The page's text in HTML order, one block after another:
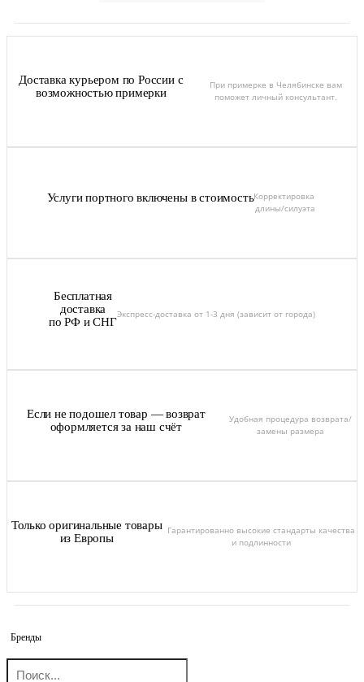
Доставка курьером по России с
возможностью примерки
При примерке в Челябинске вам
поможет личный консультант.
Услуги портного включены в стоимостьКорректировка
длины/силуэта
Бесплатная
доставка
по РФ и СНГ
Экспресс-доставка от 1-3 дня (зависит от города)
Если не подошел товар — возврат
оформляется за наш счёт
Удобная процедура возврата/
замены размера
Только оригинальные товары
из Европы
Гарантированно высокие стандарты качества
и подлинности
Бренды